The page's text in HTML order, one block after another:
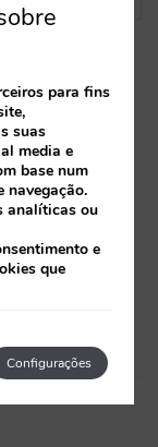
já
sobre a
upsellings
de preço,
para fins
suas
media e
base num
navegação.
analíticas ou
e
que
Configurações